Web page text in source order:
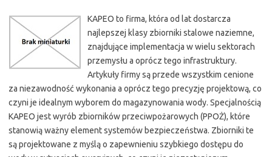
KAPEO to firma, która od lat dostarcza
najlepszej klasy zbiorniki stalowe naziemne,
znajdujące implementacja w wielu sektorach
przemysłu a oprócz tego infrastruktury.
Artykuły firmy są przede wszystkim cenione
za niezawodność wykonania a oprócz tego precyzję projektową, co
czyni je idealnym wyborem do magazynowania wody. Specjalnością
KAPEO jest wyrób zbiorników przeciwpożarowych (PPOŻ), które
stanowią ważny element systemów bezpieczeństwa. Zbiorniki te
są projektowane z myślą o zapewnieniu szybkiego dostępu do